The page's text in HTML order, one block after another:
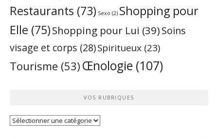
Restaurants (73) Sexo (2) Shopping pour
Elle (75)Shopping pour Lui (39)Soins
visage et corps (28)Spiritueux (23)
Tourisme (53) Œnologie (107)
VOS RUBRIQUES
Vos